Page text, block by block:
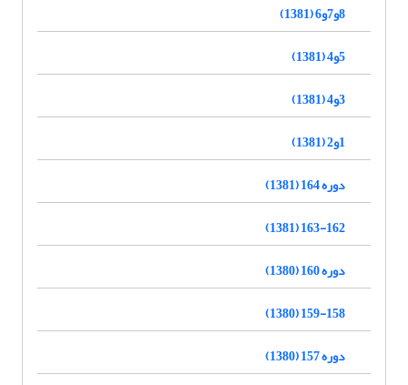
8و7و6 (1381)
5و4 (1381)
3و4 (1381)
1و2 (1381)
دوره 164 (1381)
163-162 (1381)
دوره 160 (1380)
159-158 (1380)
دوره 157 (1380)